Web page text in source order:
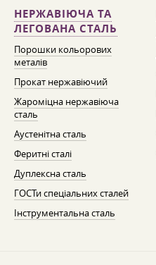
НЕРЖАВІЮЧА ТА
ЛЕГОВАНА СТАЛЬ
Порошки кольорових
металів
Прокат нержавіючий
Жароміцна нержавіюча
сталь
Аустенітна сталь
Феритні сталі
Дуплексна сталь
ГОСТи спеціальних сталей
Інструментальна сталь